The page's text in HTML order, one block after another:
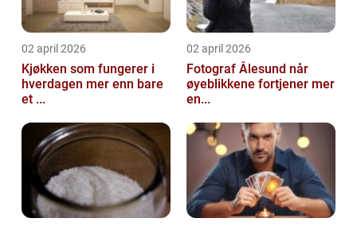
02 april 2026
Kjøkken som fungerer i
hverdagen mer enn bare
et ...
02 april 2026
Fotograf Ålesund når
øyeblikkene fortjener mer
en...